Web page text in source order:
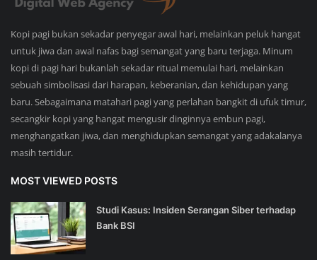
Kopi pagi bukan sekadar penyegar awal hari, melainkan peluk hangat
untuk jiwa dan awal nafas bagi semangat yang baru terjaga. Minum
kopi di pagi hari bukanlah sekadar ritual memulai hari, melainkan
sebuah simbolisasi dari harapan, keberanian, dan kehidupan yang
baru. Sebagaimana matahari pagi yang perlahan bangkit di ufuk timur,
secangkir kopi yang hangat mengusir dinginnya embun pagi,
menghangatkan jiwa, dan menghidupkan semangat yang adakalanya
masih tertidur.
MOST VIEWED POSTS
Studi Kasus: Insiden Serangan Siber terhadap
Bank BSI